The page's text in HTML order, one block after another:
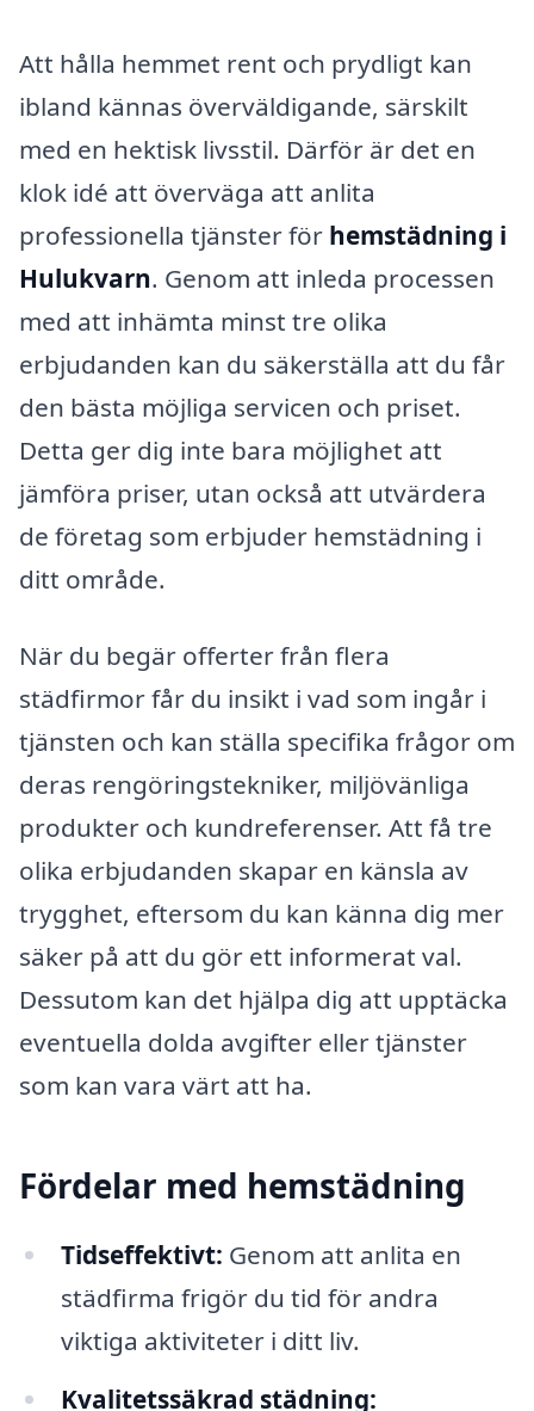
Att hålla hemmet rent och prydligt kan
ibland kännas överväldigande, särskilt
med en hektisk livsstil. Därför är det en
klok idé att överväga att anlita
professionella tjänster för hemstädning i
Hulukvarn. Genom att inleda processen
med att inhämta minst tre olika
erbjudanden kan du säkerställa att du får
den bästa möjliga servicen och priset.
Detta ger dig inte bara möjlighet att
jämföra priser, utan också att utvärdera
de företag som erbjuder hemstädning i
ditt område.
När du begär offerter från flera
städfirmor får du insikt i vad som ingår i
tjänsten och kan ställa specifika frågor om
deras rengöringstekniker, miljövänliga
produkter och kundreferenser. Att få tre
olika erbjudanden skapar en känsla av
trygghet, eftersom du kan känna dig mer
säker på att du gör ett informerat val.
Dessutom kan det hjälpa dig att upptäcka
eventuella dolda avgifter eller tjänster
som kan vara värt att ha.
Fördelar med hemstädning
Tidseffektivt: Genom att anlita en
städfirma frigör du tid för andra
viktiga aktiviteter i ditt liv.
Kvalitetssäkrad städning: